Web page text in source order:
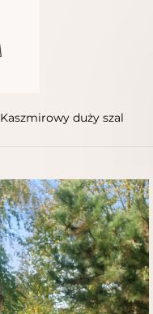
Kaszmirowy duży szal